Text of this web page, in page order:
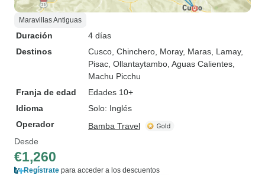
Maravillas Antiguas
Duración
4 días
Destinos
Cusco , Chinchero , Moray, Maras , Lamay,
Pisac , Ollantaytambo , Aguas Calientes
Machu Picchu
Franja de edad
Edades 10+
Idioma
Solo: Inglés
Operador
Bamba Travel
Desde
€1,260
Regístrate para acceder a los descuentos